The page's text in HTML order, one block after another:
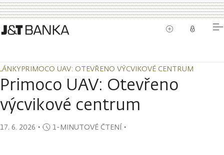
PRIMOCO UAV: OTEVŘENO VÝCVIKOVÉ CENTRUM
PRIMOCO UAV: OTEVŘENO VÝCVIKOVÉ CENTRUM
Primoco UAV: Otevřeno
výcvikové centrum
17. 6. 2026 ・ 1-MINUTOVÉ ČTENÍ・